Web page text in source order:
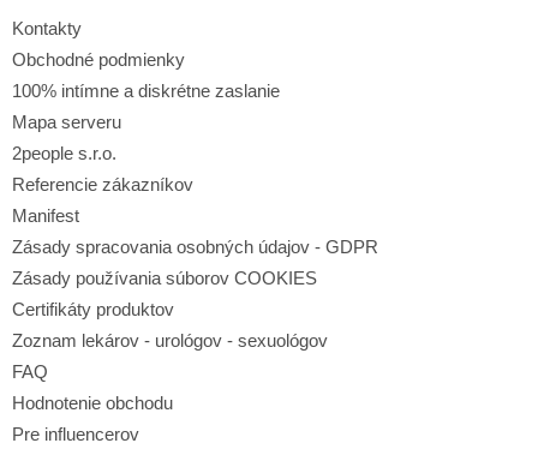
Kontakty
Obchodné podmienky
100% intímne a diskrétne zaslanie
Mapa serveru
2people s.r.o.
Referencie zákazníkov
Manifest
Zásady spracovania osobných údajov - GDPR
Zásady používania súborov COOKIES
Certifikáty produktov
Zoznam lekárov - urológov - sexuológov
FAQ
Hodnotenie obchodu
Pre influencerov